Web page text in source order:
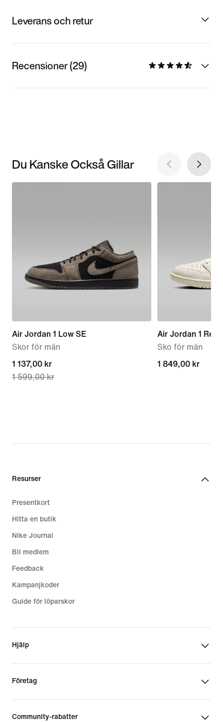
Leverans och retur
Recensioner (29)
Du Kanske Också Gillar
Air Jordan 1 Low SE
Skor för män
current
price
1 137,00 kr
1 599,00 kr
Air Jordan 1
Sko för män
1 849,00 kr
1 849,00 kr
Resurser
Presentkort
Hitta en butik
Nike Journal
Bli medlem
Feedback
Kampanjkoder
Guide för löparskor
Hjälp
Företag
Community-rabatter